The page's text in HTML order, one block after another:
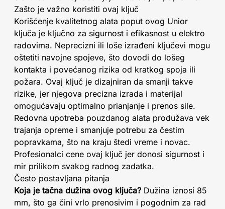
Zašto je važno koristiti ovaj ključ
Korišćenje kvalitetnog alata poput ovog Unior
ključa je ključno za sigurnost i efikasnost u elektro
radovima. Neprecizni ili loše izrađeni ključevi mogu
oštetiti navojne spojeve, što dovodi do lošeg
kontakta i povećanog rizika od kratkog spoja ili
požara. Ovaj ključ je dizajniran da smanji takve
rizike, jer njegova precizna izrada i materijal
omogućavaju optimalno prianjanje i prenos sile.
Redovna upotreba pouzdanog alata produžava vek
trajanja opreme i smanjuje potrebu za čestim
popravkama, što na kraju štedi vreme i novac.
Profesionalci cene ovaj ključ jer donosi sigurnost i
mir prilikom svakog radnog zadatka.
Često postavljana pitanja
Koja je tačna dužina ovog ključa? Dužina iznosi 85
mm, što ga čini vrlo prenosivim i pogodnim za rad